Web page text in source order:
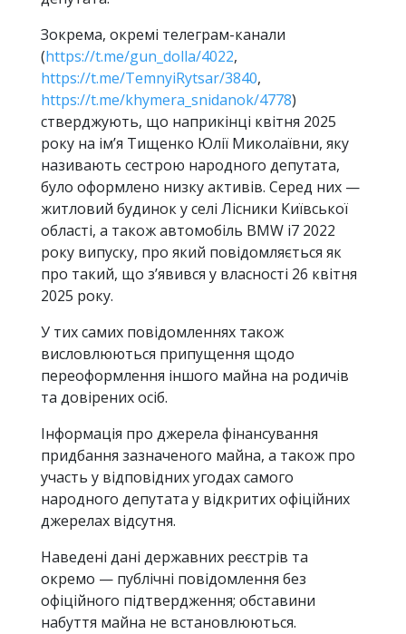
Зокрема, окремі телеграм-канали
(https://t.me/gun_dolla/4022,
https://t.me/TemnyiRytsar/3840,
https://t.me/khymera_snidanok/4778)
стверджують, що наприкінці квітня 2025
року на ім’я Тищенко Юлії Миколаївни, яку
називають сестрою народного депутата,
було оформлено низку активів. Серед них —
житловий будинок у селі Лісники Київської
області, а також автомобіль BMW i7 2022
року випуску, про який повідомляється як
про такий, що з’явився у власності 26 квітня
2025 року.
У тих самих повідомленнях також
висловлюються припущення щодо
переоформлення іншого майна на родичів
та довірених осіб.
Інформація про джерела фінансування
придбання зазначеного майна, а також про
участь у відповідних угодах самого
народного депутата у відкритих офіційних
джерелах відсутня.
Наведені дані державних реєстрів та
окремо — публічні повідомлення без
офіційного підтвердження; обставини
набуття майна не встановлюються.